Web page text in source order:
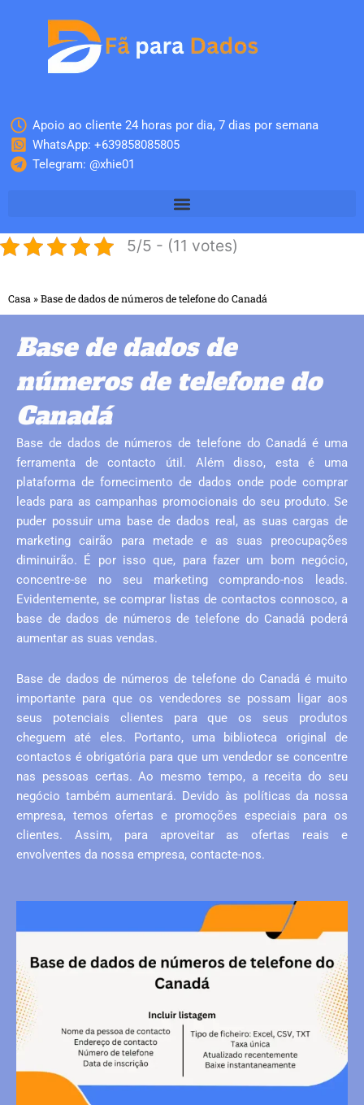
Apoio ao cliente 24 horas por dia, 7 dias por semana
WhatsApp: +639858085805
Telegram: @xhie01
5/5 - (11 votes)
Casa »Base de dados de números de telefone do Canadá
Base de dados de
números de telefone do
Canadá
Base de dados de números de telefone do Canadá é uma
ferramenta de contacto útil. Além disso, esta é uma
plataforma de fornecimento de dados onde pode comprar
leads para as campanhas promocionais do seu produto. Se
puder possuir uma base de dados real, as suas cargas de
marketing cairão para metade e as suas preocupações
diminuirão. É por isso que, para fazer um bom negócio,
concentre-se no seu marketing comprando-nos leads.
Evidentemente, se comprar listas de contactos connosco, a
base de dados de números de telefone do Canadá poderá
aumentar as suas vendas.
Base de dados de números de telefone do Canadá é muito
importante para que os vendedores se possam ligar aos
seus potenciais clientes para que os seus produtos
cheguem até eles. Portanto, uma biblioteca original de
contactos é obrigatória para que um vendedor se concentre
nas pessoas certas. Ao mesmo tempo, a receita do seu
negócio também aumentará. Devido às políticas da nossa
empresa, temos ofertas e promoções especiais para os
clientes. Assim, para aproveitar as ofertas reais e
envolventes da nossa empresa, contacte-nos.